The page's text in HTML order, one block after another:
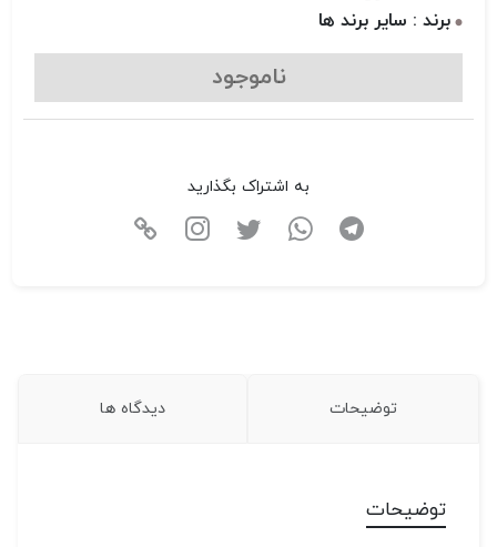
برند : سایر برند ها
ناموجود
به اشتراک بگذارید
توضیحات دیدگاه ها
توضیحات